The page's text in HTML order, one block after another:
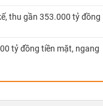
thu gần 353.000 tỷ đồng
tỷ đồng tiền mặt, ngang